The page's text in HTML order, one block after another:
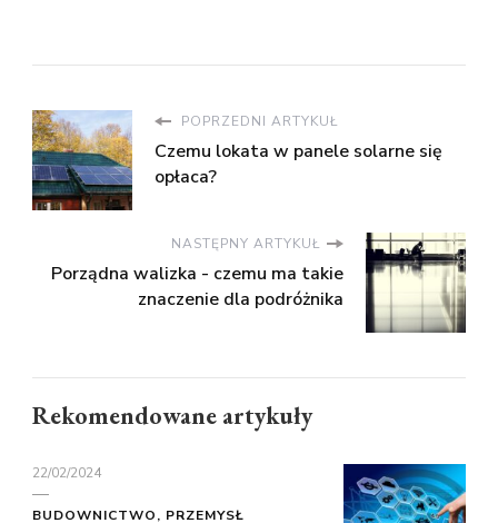
POPRZEDNI ARTYKUŁ
Czemu lokata w panele solarne się
opłaca?
NASTĘPNY ARTYKUŁ
Porządna walizka - czemu ma takie
znaczenie dla podróżnika
Rekomendowane artykuły
22/02/2024
BUDOWNICTWO, PRZEMYSŁ